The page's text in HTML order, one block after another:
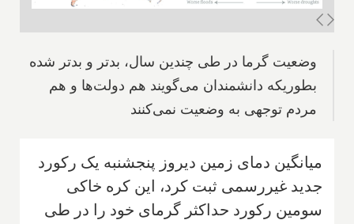
وضعیت گرما در طی چندین سال، بدتر و بدتر شده
بطوریکه دانشمندان می‌گویند هم دولت‌ها و هم
مردم توجهی به وضعیت نمی‌کنند
میانگین دمای زمین دیروز پنجشنبه یک رکورد
جدید غیررسمی ثبت کرد، این کره خاکی
سومین رکورد حداکثر گرمای خود را در طی